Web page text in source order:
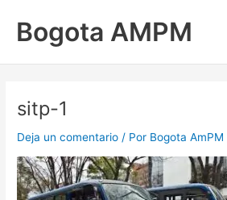
contenido
Bogota AMPM
sitp-1
Deja un comentario / Por Bogota AmPM